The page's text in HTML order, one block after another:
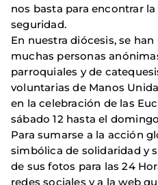
nos basta para encontrar
seguridad.
En nuestra diócesis, se
muchas personas
parroquiales y de
voluntarias de Manos
en la celebración de las
sábado 12 hasta el
Para sumarse a la acción
simbólica de solidaridad y
de sus fotos para las 24
redes sociales y a la web